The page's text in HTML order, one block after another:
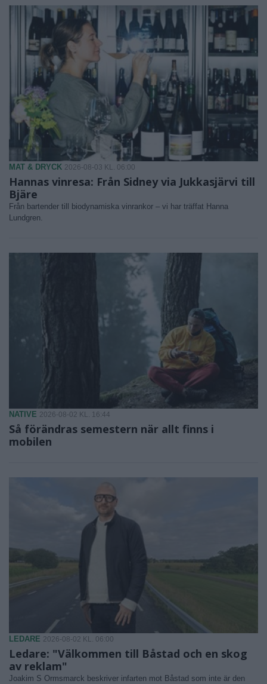
MAT & DRYCK 2026-08-03 KL. 06:00
Hannas vinresa: Från Sidney via Jukkasjärvi till
Bjäre
Från bartender till biodynamiska vinrankor – vi har träffat Hanna
Lundgren.
NATIVE 2026-08-02 KL. 16:44
Så förändras semestern när allt finns i
mobilen
LEDARE 2026-08-02 KL. 06:00
Ledare: "Välkommen till Båstad och en skog
av reklam"
Joakim S Ormsmarck beskriver infarten mot Båstad som inte är den